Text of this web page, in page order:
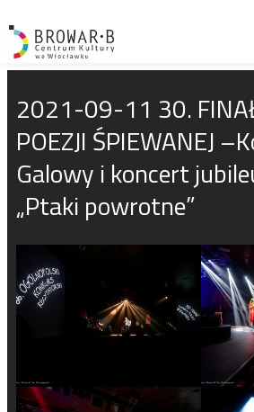
2021-09-11 30.
POEZJI ŚPIEWANEJ
Galowy i koncert
„Ptaki powrotne”